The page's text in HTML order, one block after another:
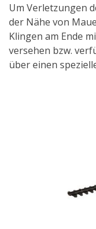
Um Verletzungen
der Nähe von
Klingen am Ende
versehen bzw.
über einen